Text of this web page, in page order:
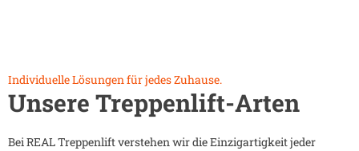
Individuelle Lösungen für jedes Zuhause.
Unsere Treppenlift-Arten
Bei REAL Treppenlift verstehen wir die Einzigartigkeit jeder